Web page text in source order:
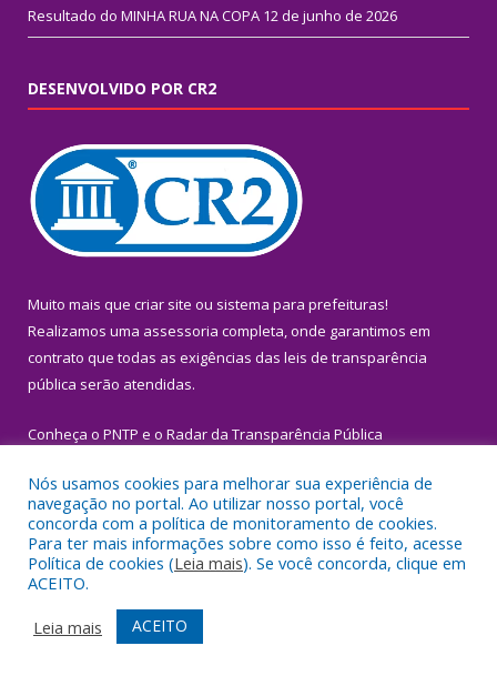
Resultado do MINHA RUA NA COPA 12 de junho de 2026
DESENVOLVIDO POR CR2
Muito mais que criar site ou sistema para prefeituras!
Realizamos uma assessoria completa, onde garantimos em
contrato que todas as exigências das leis de transparência
pública serão atendidas.
Conheça o PNTP e o Radar da Transparência Pública
Todos os direitos reservados a Prefeitura Municipal de Igarapé-
Miri.
Mapa do Site
Acessar Área Administrativa
Acessar Webmail
Nós usamos cookies para melhorar sua experiência de
navegação no portal. Ao utilizar nosso portal, você
concorda com a política de monitoramento de cookies.
Para ter mais informações sobre como isso é feito, acesse
Política de cookies (Leia mais). Se você concorda, clique em
ACEITO.
Leia mais
ACEITO